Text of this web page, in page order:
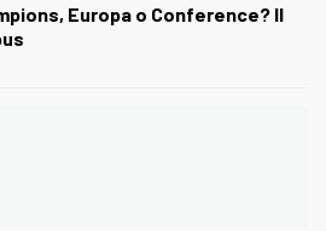
Europa o Conference? Il